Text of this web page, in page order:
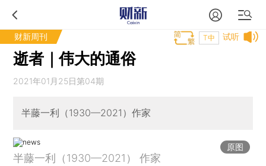
财新周刊 试听
T中
逝者｜伟大的通俗
2021年01月25日第04期
半藤一利（1930—2021）作家
原图
半藤一利（1930—2021） 作家